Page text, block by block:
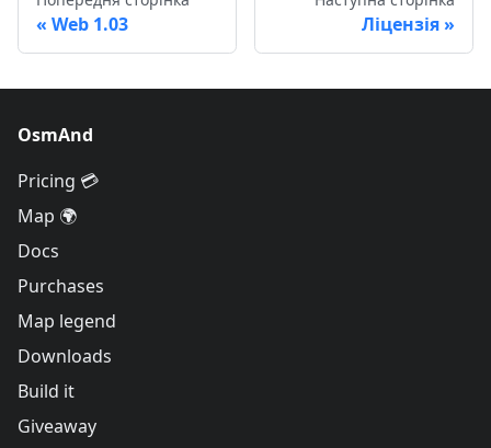
Web 1.03 Ліцензія
OsmAnd
Pricing 💳
Map 🌍
Docs
Purchases
Map legend
Downloads
Build it
Giveaway